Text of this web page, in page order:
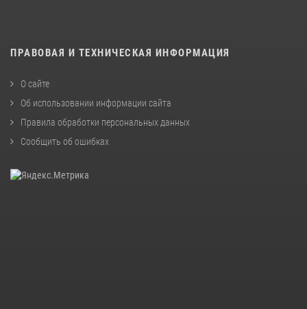
ПРАВОВАЯ И ТЕХНИЧЕСКАЯ ИНФОРМАЦИЯ
О сайте
Об использовании информации сайта
Правила обработки персональных данных
Сообщить об ошибках